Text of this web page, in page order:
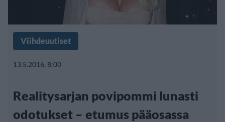
Viihdeuutiset
13.5.2016, 8:00
Realitysarjan povipommi lunasti
odotukset – etumus pääosassa